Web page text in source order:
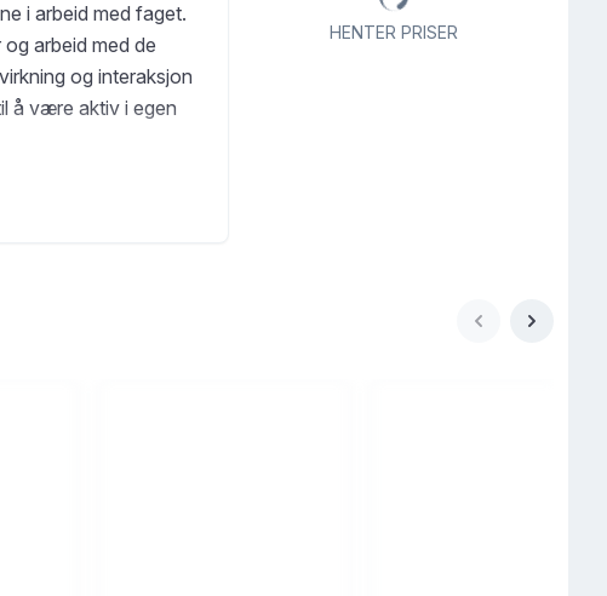
i arbeid med faget.
arbeid med de
og interaksjon
å være aktiv i egen
HENTER PRISER